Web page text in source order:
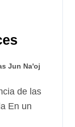
Jun Na'oj
En un